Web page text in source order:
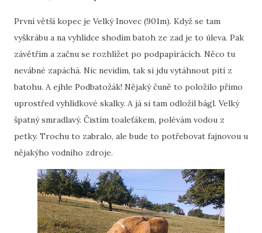
První větší kopec je Velký Inovec (901m). Když se tam
vyškrábu a na vyhlídce shodím batoh ze zad je to úleva. Pak
závětřím a začnu se rozhlížet po podpapírácích. Něco tu
nevábné zapáchá. Nic nevidím, tak si jdu vytáhnout pití z
batohu. A ejhle Podbatožák! Nějaký čuně to položilo přímo
uprostřed vyhlídkové skalky. A já si tam odložil bágl. Velký
špatný smradlavý. Čistím toaleťákem, polévám vodou z
petky. Trochu to zabralo, ale bude to potřebovat fajnovou u
nějakýho vodního zdroje.